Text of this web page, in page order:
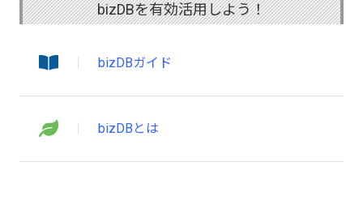
bizDBを有効活用しよう！
bizDBガイド
bizDBとは